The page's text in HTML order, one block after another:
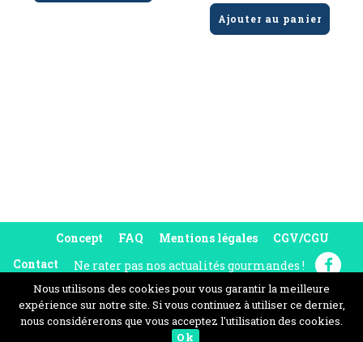
Ajouter au panier
Concept FAQ Mentions légales
CGV/CGU
Contact
Ne rater pas nos actualités gourmandes !
© Le Petit Plus 2016 | Alexis de Saint Chamas & Alexandre d'Hautefeuille
Roland Margelidon
Nous utilisons des cookies pour vous garantir la meilleure
expérience sur notre site. Si vous continuez à utiliser ce dernier,
nous considérerons que vous acceptez l'utilisation des cookies.
Ok